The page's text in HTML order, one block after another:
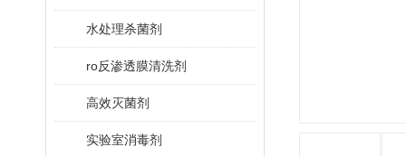
水处理杀菌剂
ro反渗透膜清洗剂
高效灭菌剂
实验室消毒剂